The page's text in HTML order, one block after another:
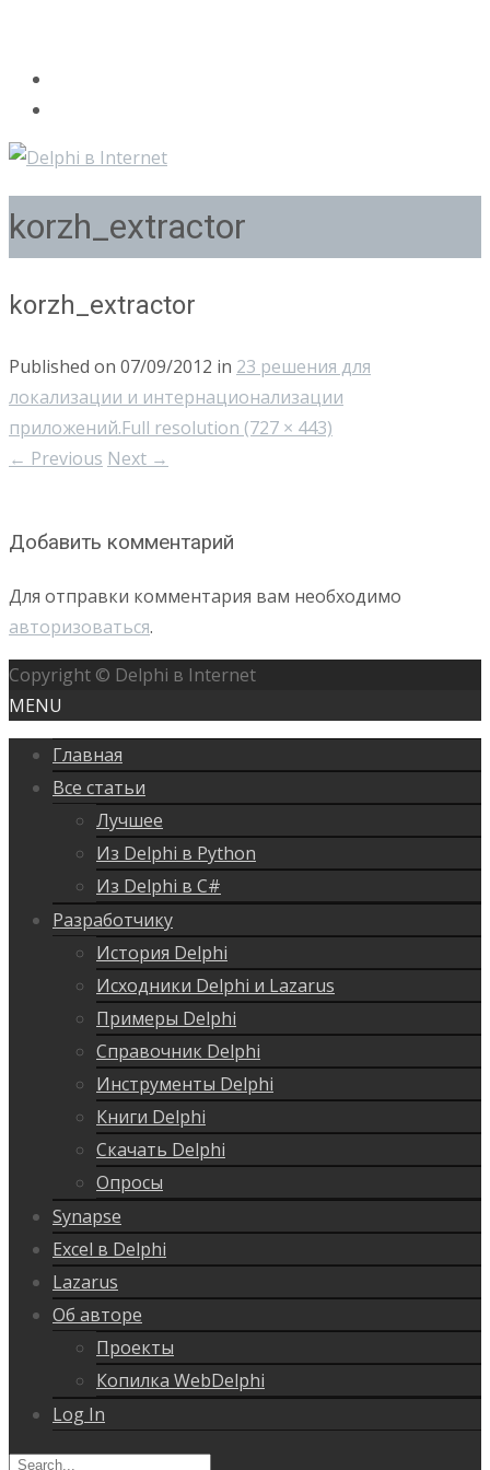
korzh_extractor
korzh_extractor
Published on 07/09/2012 in 23 решения для
локализации и интернационализации
приложений.Full resolution (727 × 443)
← Previous Next →
Добавить комментарий
Для отправки комментария вам необходимо
авторизоваться.
Copyright © Delphi в Internet
MENU
Главная
Все статьи
Лучшее
Из Delphi в Python
Из Delphi в C#
Разработчику
История Delphi
Исходники Delphi и Lazarus
Примеры Delphi
Справочник Delphi
Инструменты Delphi
Книги Delphi
Скачать Delphi
Опросы
Synapse
Excel в Delphi
Lazarus
Об авторе
Проекты
Копилка WebDelphi
Log In